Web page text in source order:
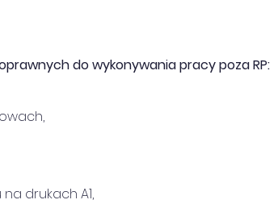
do wykonywania pracy poza RP:
drukach A1,